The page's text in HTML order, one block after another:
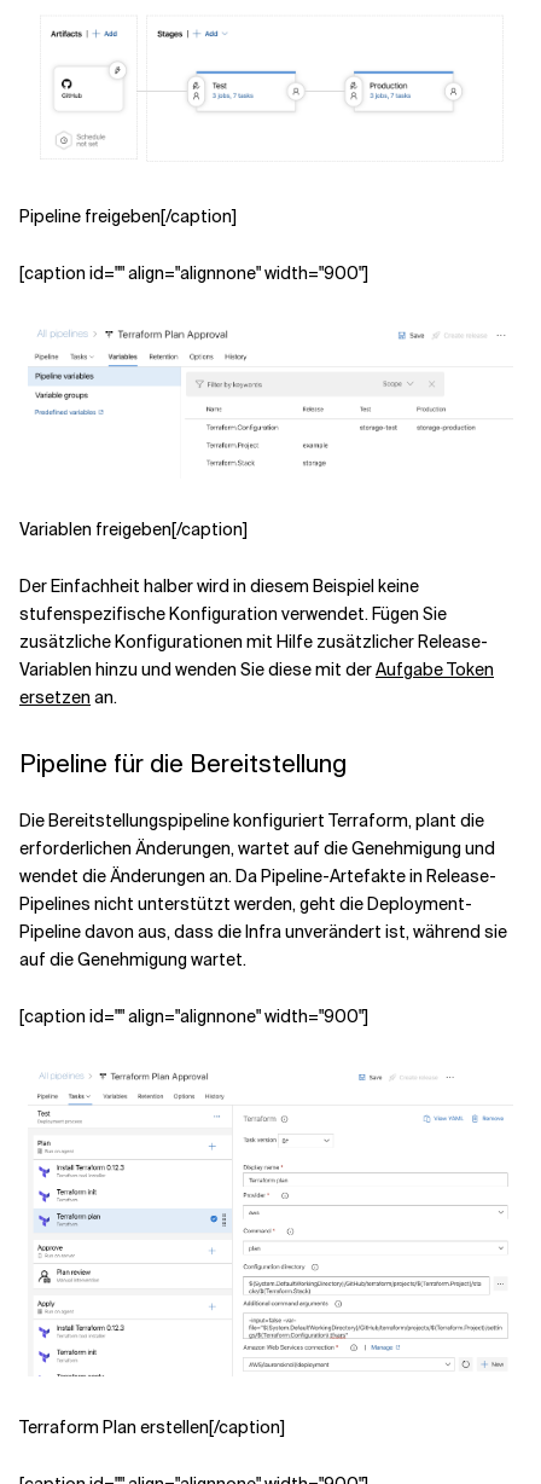
Pipeline freigeben[/caption]
[caption id="" align="alignnone" width="900"]
Variablen freigeben[/caption]
Der Einfachheit halber wird in diesem Beispiel keine
stufenspezifische Konfiguration verwendet. Fügen Sie
zusätzliche Konfigurationen mit Hilfe zusätzlicher Release-
Variablen hinzu und wenden Sie diese mit derAufgabe Token
ersetzen an.
Pipeline für die Bereitstellung
Die Bereitstellungspipeline konfiguriert Terraform, plant die
erforderlichen Änderungen, wartet auf die Genehmigung und
wendet die Änderungen an. Da Pipeline-Artefakte in Release-
Pipelines nicht unterstützt werden, geht die Deployment-
Pipeline davon aus, dass die Infra unverändert ist, während sie
auf die Genehmigung wartet.
[caption id="" align="alignnone" width="900"]
Terraform Plan erstellen[/caption]